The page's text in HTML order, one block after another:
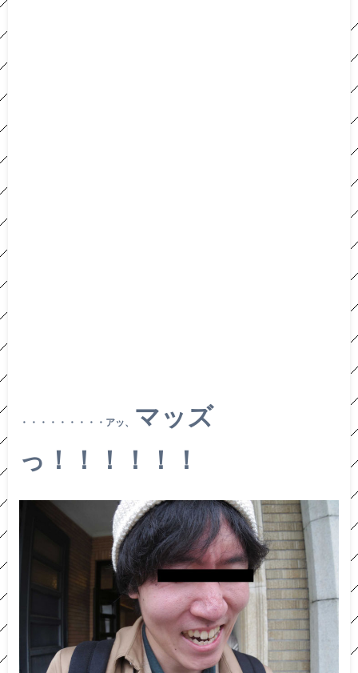
・・・・・・・・・アッ、
マッズ
っ！！！！！！